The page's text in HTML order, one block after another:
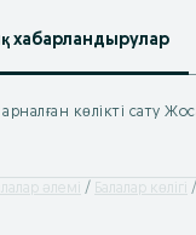
хабарландырулар
арналған көлікті сату
әлемі Балалар көлігі